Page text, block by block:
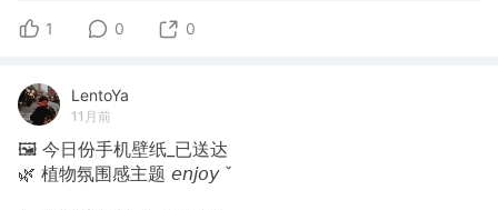
1 0 0
LentoYa
11月前
🖼 今日份手机壁纸_已送达
🌿 植物氛围感主题 𝘦𝘯𝘫𝘰𝘺 ˇ